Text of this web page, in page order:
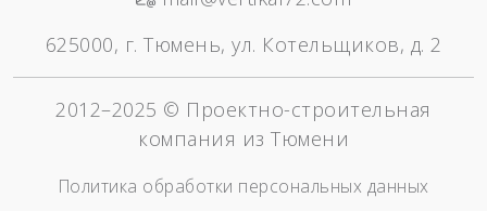
625000, г. Тюмень, ул. Котельщиков, д. 2
2012–2025 © Проектно-строительная
компания из Тюмени
Политика обработки персональных данных